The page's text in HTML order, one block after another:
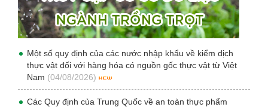
Một số quy định của các nước nhập khẩu về kiểm dịch
thực vật đối với hàng hóa có nguồn gốc thực vật từ Việt
Nam (04/08/2026)
Các Quy định của Trung Quốc về an toàn thực phẩm